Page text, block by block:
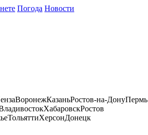
Погода Новости
ВоронежКазаньРостов-на-ДонуПермь
ХабаровскРостов
ТольяттиХерсонДонецк